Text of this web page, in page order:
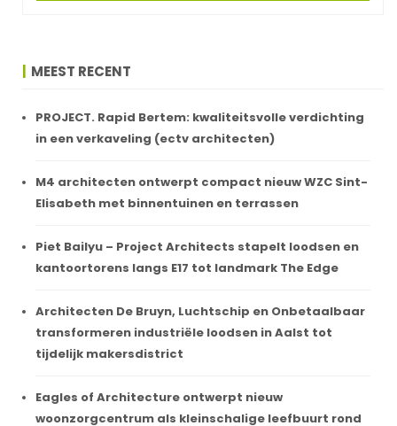
MEEST RECENT
PROJECT. Rapid Bertem: kwaliteitsvolle verdichting
in een verkaveling (ectv architecten)
M4 architecten ontwerpt compact nieuw WZC Sint-
Elisabeth met binnentuinen en terrassen
Piet Bailyu – Project Architects stapelt loodsen en
kantoortorens langs E17 tot landmark The Edge
Architecten De Bruyn, Luchtschip en Onbetaalbaar
transformeren industriële loodsen in Aalst tot
tijdelijk makersdistrict
Eagles of Architecture ontwerpt nieuw
woonzorgcentrum als kleinschalige leefbuurt rond